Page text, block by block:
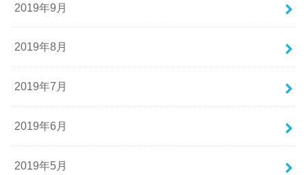
2019年9月
2019年8月
2019年7月
2019年6月
2019年5月